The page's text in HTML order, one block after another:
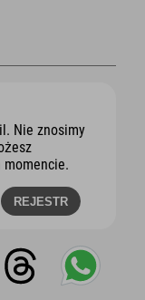
Nie znosimy
momencie.